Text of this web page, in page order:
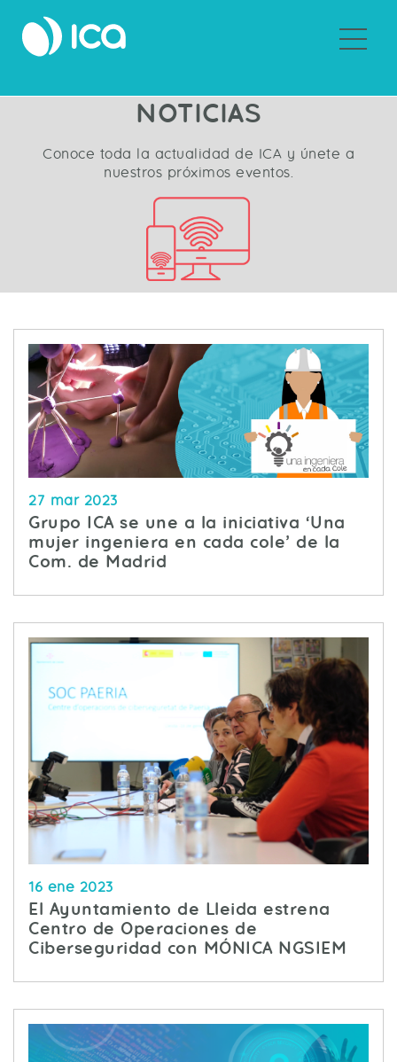
NOTICIAS
Conoce toda la actualidad de ICA y únete a
nuestros próximos eventos.
27 mar 2023
Grupo ICA se une a la iniciativa ‘Una
mujer ingeniera en cada cole’ de la
Com. de Madrid
16 ene 2023
El Ayuntamiento de Lleida estrena
Centro de Operaciones de
Ciberseguridad con MÓNICA NGSIEM